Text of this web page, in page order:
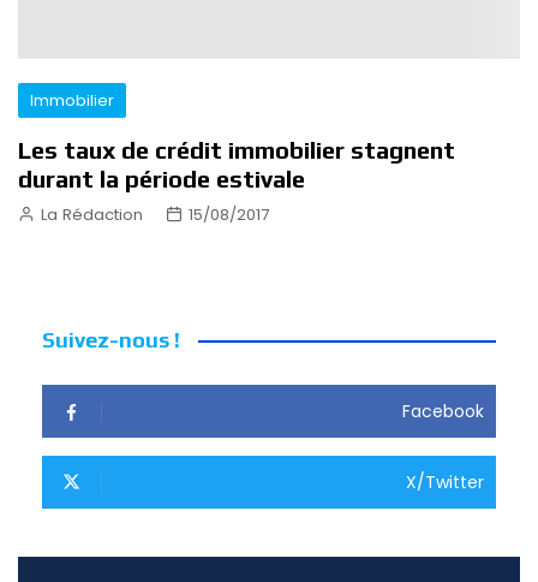
Immobilier
Les taux de crédit immobilier stagnent
durant la période estivale
La Rédaction 15/08/2017
Suivez-nous !
Facebook
X/Twitter